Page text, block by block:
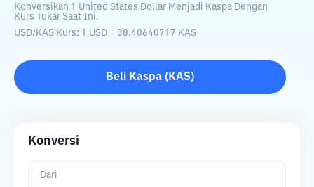
Konversikan 1 United States Dollar Menjadi Kaspa Dengan
Kurs Tukar Saat Ini.
USD/KAS Kurs: 1 USD = 38.40640717 KAS
Beli Kaspa ( KAS)
Konversi
Dari